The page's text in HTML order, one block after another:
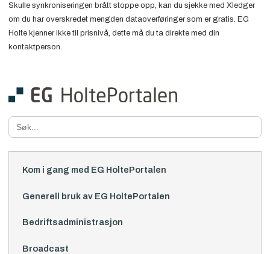
Search
for:
Kom i gang med EG HoltePortalen
Generell bruk av EG HoltePortalen
Bedriftsadministrasjon
Broadcast
Skulle synkroniseringen brått stoppe opp, kan du sjekke med Xledger
om du har overskredet mengden dataoverføringer som er gratis. EG
Holte kjenner ikke til prisnivå, dette må du ta direkte med din
kontaktperson.